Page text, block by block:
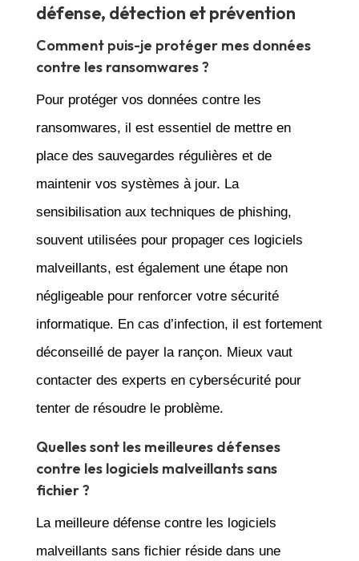
défense, détection et prévention
Comment puis-je protéger mes données
contre les ransomwares ?
Pour protéger vos données contre les
ransomwares, il est essentiel de mettre en
place des sauvegardes régulières et de
maintenir vos systèmes à jour. La
sensibilisation aux techniques de phishing,
souvent utilisées pour propager ces logiciels
malveillants, est également une étape non
négligeable pour renforcer votre sécurité
informatique. En cas d’infection, il est fortement
déconseillé de payer la rançon. Mieux vaut
contacter des experts en cybersécurité pour
tenter de résoudre le problème.
Quelles sont les meilleures défenses
contre les logiciels malveillants sans
fichier ?
La meilleure défense contre les logiciels
malveillants sans fichier réside dans une